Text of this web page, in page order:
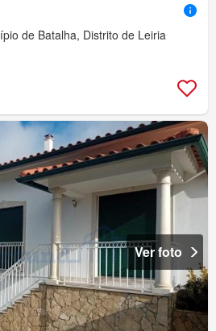
de Batalha, Distrito de Leiria
Ver foto